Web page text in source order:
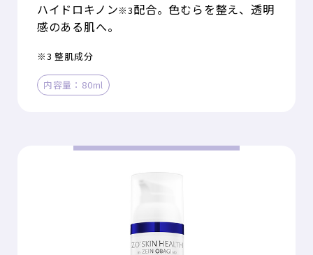
ハイドロキノン※3配合。色むらを整え、透明
感のある肌へ。
※3 整肌成分
内容量：80ml